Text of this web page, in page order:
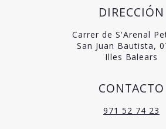
DIRECCIÓN
Carrer de S'Arenal
San Juan Bautista,
Illes Balears
CONTACTO
971 52 74 23